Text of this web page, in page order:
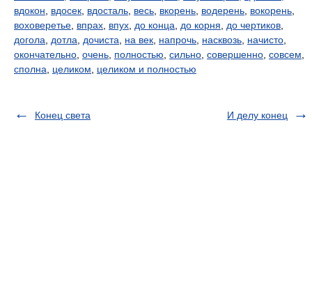
вдокон
вдосек вдосталь весь вкорень водерень вокорень
воховеретье впрах впух до конца до корня до чертиков
догола
дотла дочиста на век напрочь насквозь начисто
окончательно очень полностью сильно совершенно совсем
сполна
целиком целиком и полностью
Конец света И делу конец